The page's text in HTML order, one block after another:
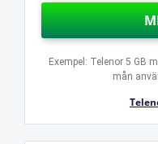
Exempel: Telenor 5 GB
mån